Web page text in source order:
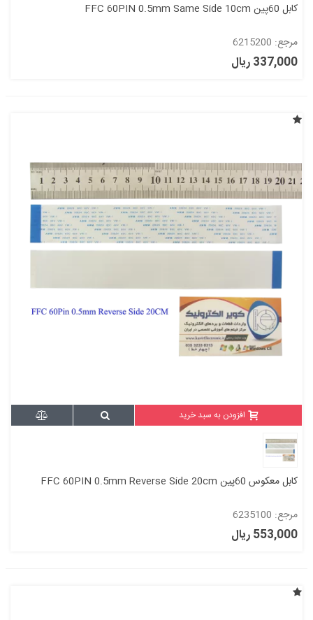
کابل 60پین FFC 60PIN 0.5mm Same Side 10cm
مرجع: 6215200
337,000 ریال
افزودن به سبد خرید
کابل معکوس 60پین FFC 60PIN 0.5mm Reverse Side 20cm
مرجع: 6235100
553,000 ریال